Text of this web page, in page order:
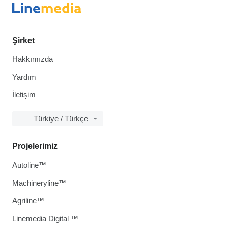
Şirket
Hakkımızda
Yardım
İletişim
Türkiye / Türkçe
Projelerimiz
Autoline™
Machineryline™
Agriline™
Linemedia Digital ™